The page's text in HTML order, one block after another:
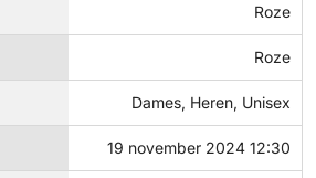
Roze
Roze
Dames, Heren, Unisex
19 november 2024 12:30